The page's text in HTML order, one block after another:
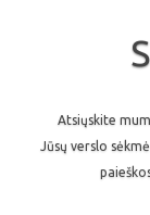
Atsiųskite
Jūsų verslo